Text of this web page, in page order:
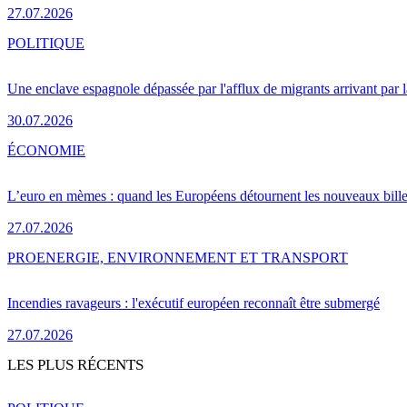
27.07.2026
Une enclave espagnole dépassée par l'afflux de migrants arrivant par
30.07.2026
POLITIQUE
L’euro en mèmes : quand les Européens détournent les nouveaux
27.07.2026
ÉCONOMIE
Incendies ravageurs : l'exécutif européen reconnaît être submergé
27.07.2026
PROENERGIE, ENVIRONNEMENT ET TRANSPORT
LES PLUS RÉCENTS